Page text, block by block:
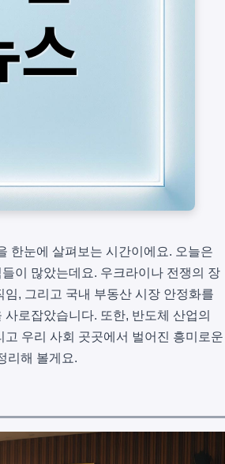
한눈에 살펴보는 시간이에요. 오늘은
이 많았는데요. 우크라이나 전쟁의 장
, 그리고 국내 부동산 시장 안정화를
로잡았습니다. 또한, 반도체 산업의
우리 사회 곳곳에서 벌어진 흥미로운
리해 볼게요.